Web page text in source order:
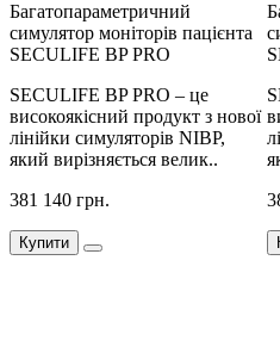
Багатопараметричний
симулятор моніторів пацієнта
SECULIFE BP PRO
SECULIFE BP PRO – це
високоякісний продукт з нової
лінійки симуляторів NIBP,
який вирізняється велик..
381 140 грн.
Купити